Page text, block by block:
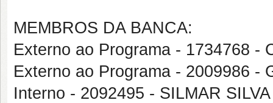
MEMBROS DA BANCA:
Externo ao Programa - 1734768 -
Externo ao Programa - 2009986 -
Interno - 2092495 - SILMAR